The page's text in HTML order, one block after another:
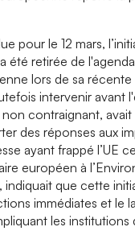
pour le 12 mars,
été retirée de
lors de sa récente
intervenir avant
contraignant,
des réponses aux
ayant frappé l’UE
européen à
indiquait que cette
immédiates et le
les institutions